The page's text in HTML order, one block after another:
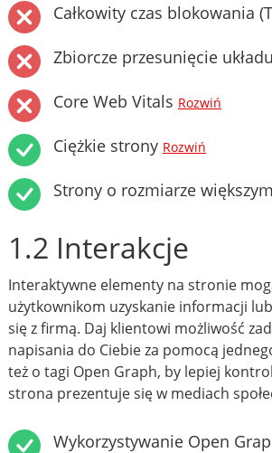
Całkowity czas blokowania
Zbiorcze przesunięcie
Core Web Vitals Rozwiń
Ciężkie strony Rozwiń
Strony o rozmiarze
1.2 Interakcje
Interaktywne elementy na stronie
użytkownikom uzyskanie informacji
się z firmą. Daj klientowi możliwość
napisania do Ciebie za pomocą
też o tagi Open Graph, by lepiej
strona prezentuje się w mediach
Wykorzystywanie Open